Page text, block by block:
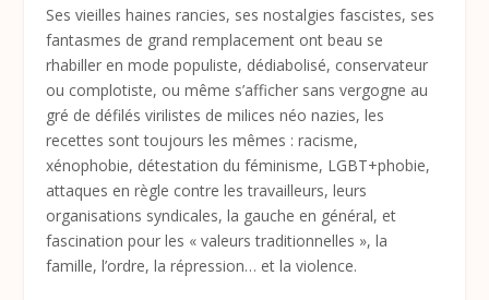
Ses vieilles haines rancies, ses nostalgies fascistes, ses
fantasmes de grand remplacement ont beau se
rhabiller en mode populiste, dédiabolisé, conservateur
ou complotiste, ou même s’afficher sans vergogne au
gré de défilés virilistes de milices néo nazies, les
recettes sont toujours les mêmes : racisme,
xénophobie, détestation du féminisme, LGBT+phobie,
attaques en règle contre les travailleurs, leurs
organisations syndicales, la gauche en général, et
fascination pour les « valeurs traditionnelles », la
famille, l’ordre, la répression… et la violence.